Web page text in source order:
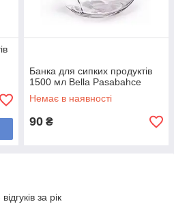
Банка для сипких продуктів
1500 мл Bella Pasabahce
Немає в наявності
90 ₴
за рік